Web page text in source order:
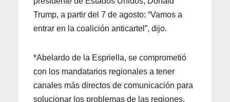
Trump, a partir del 7 de agosto: “Vamos a
entrar en la coalición anticartel”, dijo.
*Abelardo de la Espriella, se comprometió
con los mandatarios regionales a tener
canales más directos de comunicación para
solucionar los problemas de las regiones.